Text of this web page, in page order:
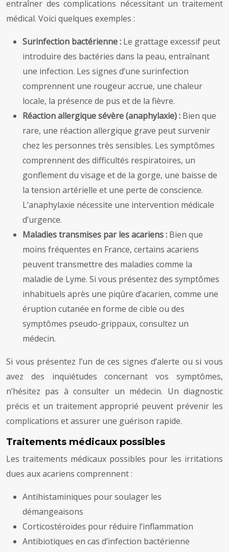
entraîner des complications nécessitant un traitement
médical. Voici quelques exemples :
Surinfection bactérienne : Le grattage excessif peut
introduire des bactéries dans la peau, entraînant
une infection. Les signes d’une surinfection
comprennent une rougeur accrue, une chaleur
locale, la présence de pus et de la fièvre.
Réaction allergique sévère (anaphylaxie) : Bien que
rare, une réaction allergique grave peut survenir
chez les personnes très sensibles. Les symptômes
comprennent des difficultés respiratoires, un
gonflement du visage et de la gorge, une baisse de
la tension artérielle et une perte de conscience.
L’anaphylaxie nécessite une intervention médicale
d’urgence.
Maladies transmises par les acariens : Bien que
moins fréquentes en France, certains acariens
peuvent transmettre des maladies comme la
maladie de Lyme. Si vous présentez des symptômes
inhabituels après une piqûre d’acarien, comme une
éruption cutanée en forme de cible ou des
symptômes pseudo-grippaux, consultez un
médecin.
Si vous présentez l’un de ces signes d’alerte ou si vous
avez des inquiétudes concernant vos symptômes,
n’hésitez pas à consulter un médecin. Un diagnostic
précis et un traitement approprié peuvent prévenir les
complications et assurer une guérison rapide.
Traitements médicaux possibles
Les traitements médicaux possibles pour les irritations
dues aux acariens comprennent :
Antihistaminiques pour soulager les
démangeaisons
Corticostéroïdes pour réduire l’inflammation
Antibiotiques en cas d’infection bactérienne